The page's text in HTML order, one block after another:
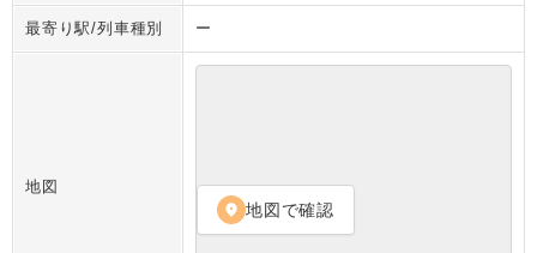
最寄り駅/列車種別 ー
地図
location_on 地図で確認